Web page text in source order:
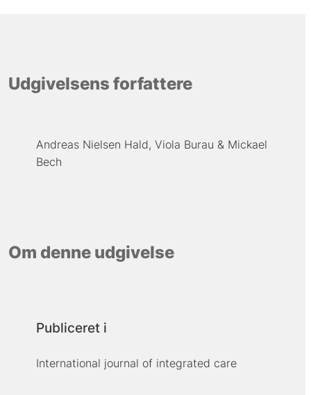
Udgivelsens forfattere
Andreas Nielsen Hald Viola Burau
Mickael
Bech
Om denne udgivelse
Publiceret i
International journal of integrated care